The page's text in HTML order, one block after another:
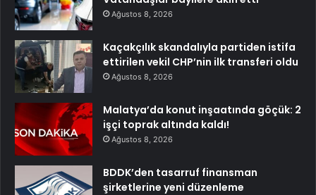
Ağustos 8, 2026
Kaçakçılık skandalıyla partiden istifa
ettirilen vekil CHP’nin ilk transferi oldu
Ağustos 8, 2026
Malatya’da konut inşaatında göçük: 2
işçi toprak altında kaldı!
Ağustos 8, 2026
BDDK’den tasarruf finansman
şirketlerine yeni düzenleme